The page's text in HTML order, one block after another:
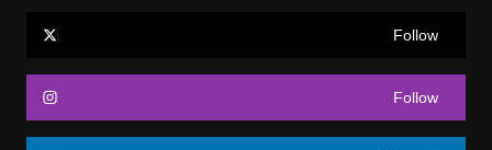
Follow
Follow